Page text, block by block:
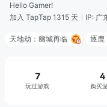
Hello Gamer!
加入 TapTap 1315 天
IP: 广
天地劫：幽城再临 逐鹿
大侠立志传
暗黑破坏神
7
玩过游戏
4
购买